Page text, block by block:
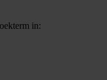
in: